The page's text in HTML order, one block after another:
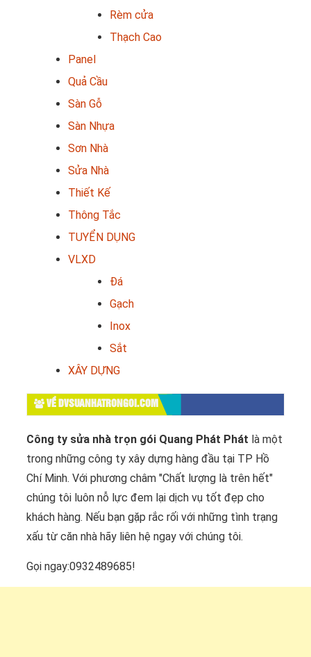
Rèm cửa
Thạch Cao
Panel
Quả Cầu
Sàn Gỗ
Sàn Nhựa
Sơn Nhà
Sửa Nhà
Thiết Kế
Thông Tắc
TUYỂN DỤNG
VLXD
Đá
Gạch
Inox
Sắt
XÂY DỰNG
VỀ DVSUANHATRONGOI.COM
Công ty sửa nhà trọn gói Quang Phát Phát là một
trong những công ty xây dựng hàng đầu tại TP Hồ
Chí Minh. Với phương châm "Chất lượng là trên hết"
chúng tôi luôn nỗ lực đem lại dịch vụ tốt đẹp cho
khách hàng. Nếu bạn gặp rắc rối với những tình trạng
xấu từ căn nhà hãy liên hệ ngay với chúng tôi.
Gọi ngay:0932489685!